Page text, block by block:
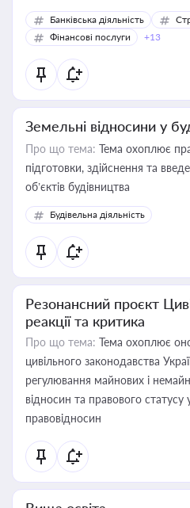
Банківська діяльність
Фінансові послуги
+13
Земельні відносини у
Про що тема: Тема охоплює
підготовки, здійснення та
об’єктів будівництва
Будівельна діяльність
Резонансний проєкт
реакції та критика
Про що тема: Тема охоплює
цивільного законодавства
регулювання майнових і
відносин та правового статусу
правовідносин